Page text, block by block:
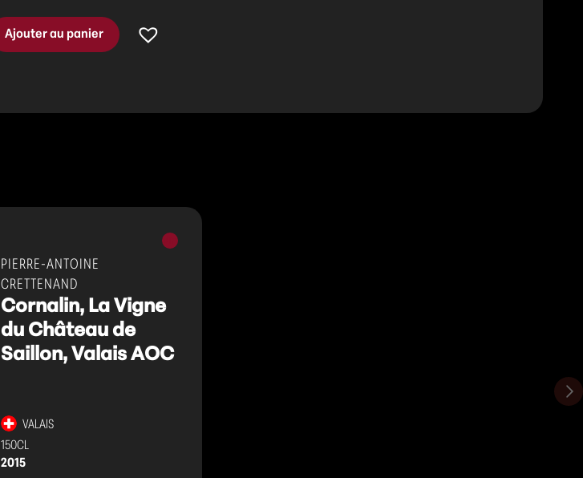
Ajouter au panier
Vins
rouges
PIERRE-ANTOINE
CRETTENAND
Cornalin, La Vigne
du Château de
Saillon, Valais AOC
VALAIS
150CL
2015